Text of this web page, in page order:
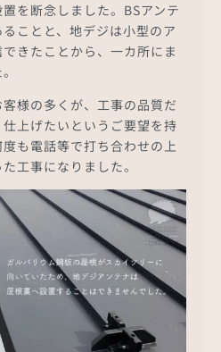
を断念しました。BSアンテ
ことと、地デジは小型のア
きたことから、一カ所にま
様の多くが、工事の品質だ
上げたいというご要望を持
も電話等で打ち合わせの上
工事になりました。